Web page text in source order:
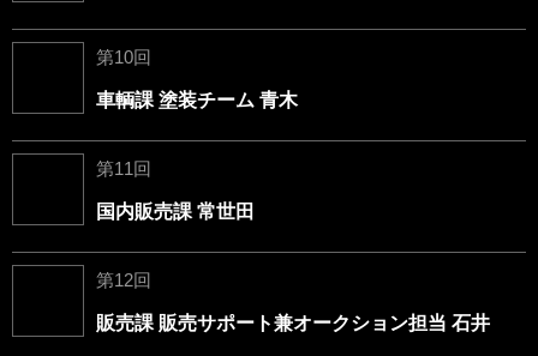
第10回
車輌課 塗装チーム 青木
第11回
国内販売課 常世田
第12回
販売課 販売サポート兼オークション担当 石井